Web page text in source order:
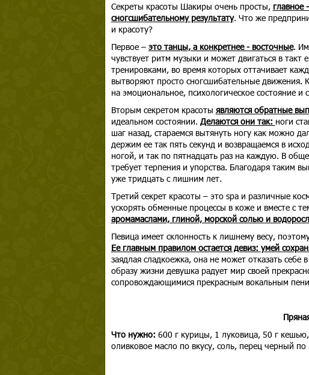
Секреты красоты Шакиры очень просты, главное
сногсшибательному результату. Что же
и красоту?
Первое – это танцы, а конкретнее - восточные.
чувствует ритм музыки и может двигаться в
тренировками, во время которых оттачивает
вытворяют просто сногсшибательные
на эмоциональное, психологическое состояние
Вторым секретом красоты являются обратные
идеальном состоянии. Делаются они так: ноги
шаг назад, стараемся вытянуть ногу как можно
держим ее так пять секунд и возвращаемся в
ногой, и так по пятнадцать раз на каждую. В
требует терпения и упорства. Благодаря таким
уже тридцать с лишним лет.
Третий секрет красоты – это spa и различные
ускорять обменные процессы в коже и вместе с
аромамаслами, глиной, морской солью и
Певица имеет склонность к лишнему весу,
Ее главным правилом остается девиз: умей
заядлая сладкоежка, она не может отказать
образу жизни девушка радует мир своей
сопровождающимися прекрасным вокальным
Что нужно: 600 г курицы, 1 луковица, 50 г
оливковое масло по вкусу, соль, перец черный по